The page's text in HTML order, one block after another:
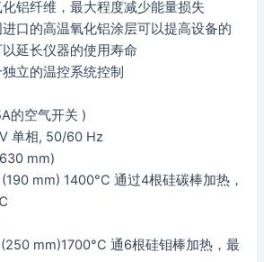
铝纤维，最大程度减少能量损失
口的高温氧化铝涂层可以提高设备的
延长仪器的使用寿命
立的温控系统控制
的空气开关 )
单相, 50/60 Hz
mm)
mm) 1400°C 通过4根硅碳棒加热，
mm)1700°C 通6根硅钼棒加热，最